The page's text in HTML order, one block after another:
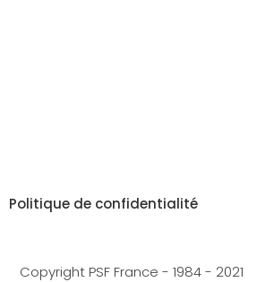
Politique de confidentialité
Copyright PSF France - 1984 - 2021